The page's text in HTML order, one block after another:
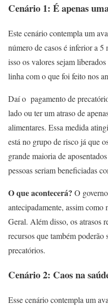
Cenário 1: É apenas
Este cenário contempla um
número de casos é inferior a 5
isso os valores sejam
linha com o que foi feito nos
Daí o pagamento de
lado ou ter um atraso de
alimentares. Essa medida
está no grupo de risco já que
grande maioria de
pessoas seriam beneficiadas
O que acontecerá? O
antecipadamente, assim
Geral. Além disso, os atrasos
recursos que também
precatórios.
Cenário 2: Caos na
Esse cenário contempla um